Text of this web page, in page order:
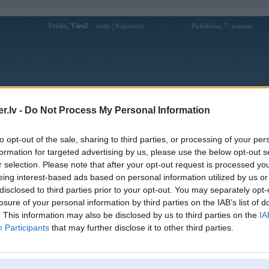
- Do Not Process My Personal Information
opt-out of the sale, sharing to third parties, or processing of your
for targeted advertising by us, please use the below opt-out
selection. Please note that after your opt-out request is processed
interest-based ads based on personal information utilized by us
to third parties prior to your opt-out. You may separately
of your personal information by third parties on the IAB’s list of
This information may also be disclosed by us to third parties on the
Participants that may further disclose it to other third parties.
Sveiks, Viesi! Ienākt Reģistrācija Piektdiena, 7. augusts
Forums Galerijas Reģistrācija Lietotāji
Lietotāja catera profils
Lietotājvārds:
catera
Braucu ar:
ome
Ziņojumi forumā:
2
[Pēdējie ziņojumi forumā]